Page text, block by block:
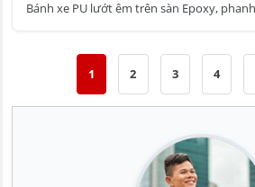
Bánh xe PU lướt êm trên sàn Epoxy,
1 2 3 4